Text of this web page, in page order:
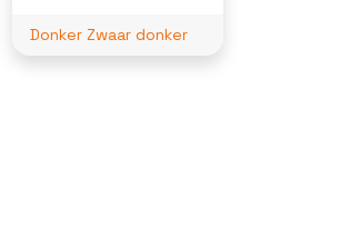
Donker Zwaar donker